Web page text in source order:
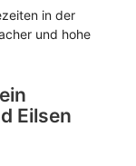
in der
und hohe
Eilsen